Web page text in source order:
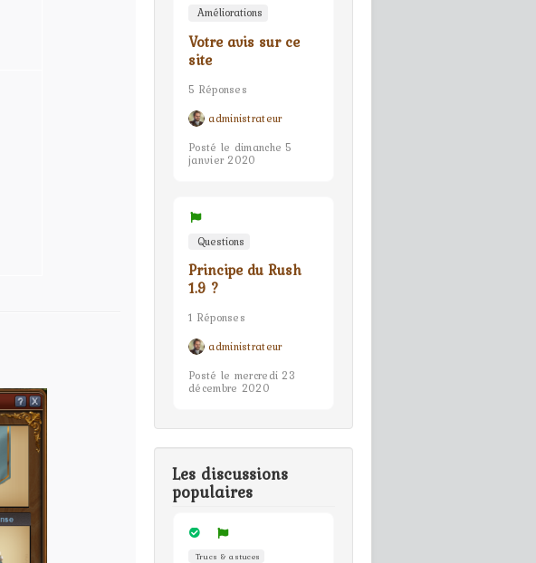
Améliorations
Votre avis sur ce
site
5 Réponses
administrateur
Posté le dimanche 5
janvier 2020
Questions
Principe du Rush
1.9 ?
1 Réponses
administrateur
Posté le mercredi 23
décembre 2020
Les discussions
populaires
Trucs & astuces